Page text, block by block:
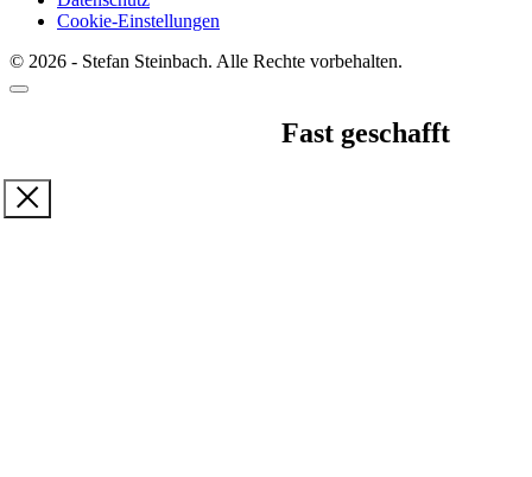
Cookie-Einstellungen
© 2026 - Stefan Steinbach. Alle Rechte vorbehalten.
Fast geschafft